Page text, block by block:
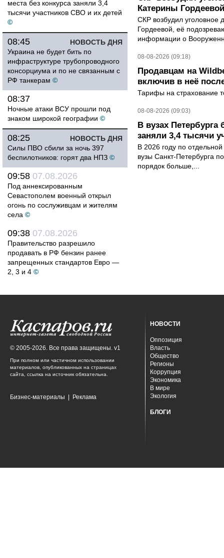
места без конкурса заняли 3,4
тысячи участников СВО и их детей
©
НОВОСТЬ ДНЯ
08:45
Украина не будет бить по
инфраструктуре трубопроводного
консорциума и по не связанным с
РФ танкерам ©
08:37
Ночные атаки ВСУ прошли под
знаком широкой географии ©
НОВОСТЬ ДНЯ
08:25
Силы ПВО сбили за ночь 397
беспилотников: горят два НПЗ ©
09:58 07.08.2026
Под аннексированным
Севастополем военный открыл
огонь по сослуживцам и жителям
села ©
09:38 07.08.2026
Правительство разрешило
продавать в РФ бензин ранее
запрещенных стандартов Евро —
2, 3 и 4 ©
Катерины Гордеевой
СКР возбудил уголовное
Гордеевой, её
информации о
08-08-2026 (09:18)
Продавцам на
включив в неё
Тарифы на страхование
08-08-2026 (09:03)
В вузах
заняли 3,4 тысячи
В 2026 году по
вузы Санкт-Петербурга
порядок больше,...
© 2005-2026. Все права защищены. v1
При полном или частичном использовании
материалов, опубликованных на страницах
сайта, ссылка на источник обязательна.
Бизнес-материалы Реклама
НОВОСТИ
Оппозиция
Власть
Общество
Регионы
Коррупция
Экономика
В мире
Экология
БЛОГИ